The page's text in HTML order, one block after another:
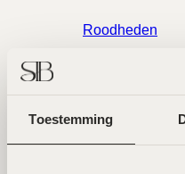
Toestemming
Roodheden
Volume Verlies
Twee
Noord en Zuid